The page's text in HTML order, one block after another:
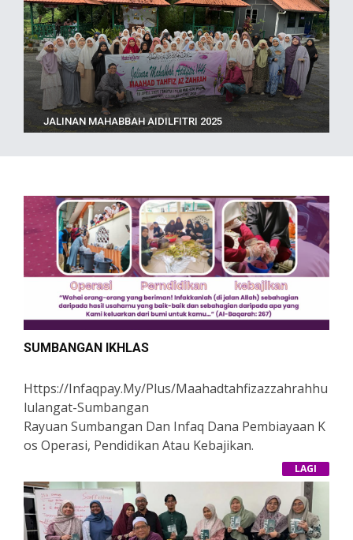
JALINAN MAHABBAH AIDILFITRI 2025
SUMBANGAN IKHLAS
Https://infaqpay.my/plus/maahadtahfizazzahrahhu
Lulangat-Sumbangan
Rayuan Sumbangan Dan Infaq Dana Pembiayaan K
Os Operasi, Pendidikan Atau Kebajikan.
Semoga Hasil Sumbangan Dari Tuan Puan Menjadi
Menjadi Salah Satu Asbab Dan Motivasi Kepada Par
A Pelajar Agar Lebih Bersemangat Mendalami Ilmu
Agama.
LAGI